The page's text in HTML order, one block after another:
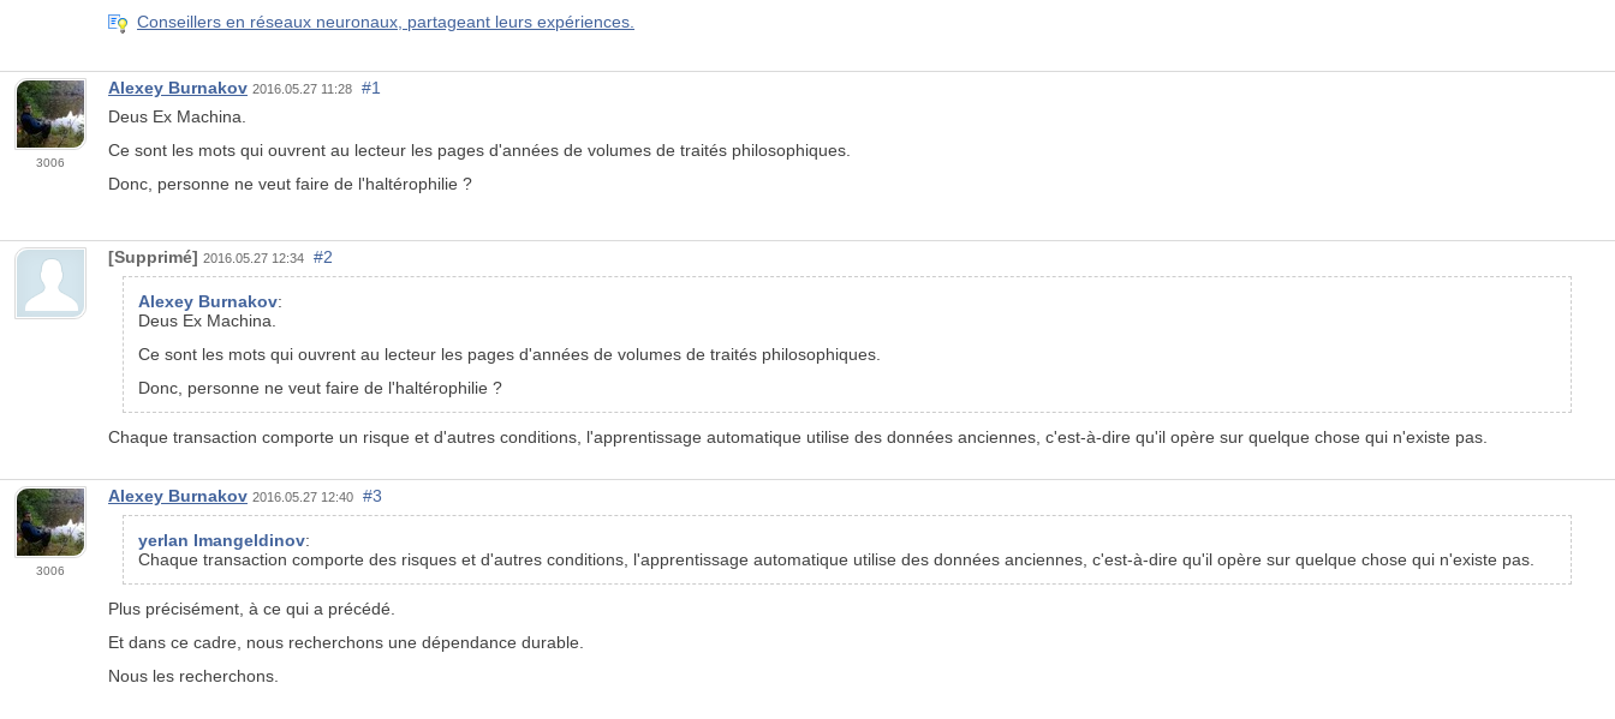
Conseillers en réseaux neuronaux, partageant leurs expériences.
3006
Alexey Burnakov 2016.05.27 11:28
#1
Deus Ex Machina.
Ce sont les mots qui ouvrent au lecteur les pages d'années de volumes de traités philosophiques.
Donc, personne ne veut faire de l'haltérophilie ?
[Supprimé] 2016.05.27 12:34 #2
Alexey Burnakov:
Deus Ex Machina.
Ce sont les mots qui ouvrent au lecteur les pages d'années de volumes de traités philosophiques.
Donc, personne ne veut faire de l'haltérophilie ?
Chaque transaction comporte un risque et d'autres conditions, l'apprentissage automatique utilise des données anciennes, c'est-à-dire qu'il opère sur quelque chose qui n'existe pas.
3006
Alexey Burnakov 2016.05.27 12:40 #3
yerlan Imangeldinov:
Chaque transaction comporte des risques et d'autres conditions, l'apprentissage automatique utilise des données anciennes, c'est-à-dire qu'il opère sur quelque chose qui n'existe pas.
Plus précisément, à ce qui a précédé.
Et dans ce cadre, nous recherchons une dépendance durable.
Nous les recherchons.